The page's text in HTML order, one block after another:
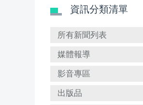
資訊分類清單
所有新聞列表
媒體報導
影音專區
出版品